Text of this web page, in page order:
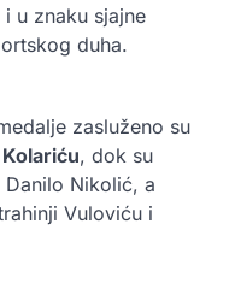
u znaku sjajne
duha.
zasluženo su
, dok su
Nikolić, a
Vuloviću i